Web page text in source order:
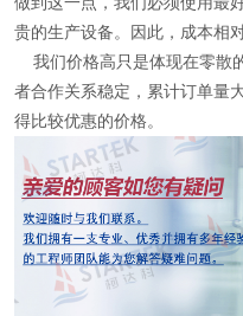
贵的生产设备。因此，成本相对
我们价格高只是体现在零散
者合作关系稳定，累计订单量
得比较优惠的价格。